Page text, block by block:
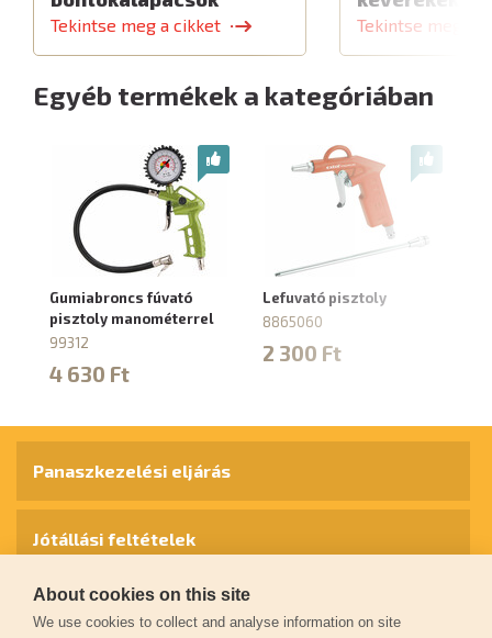
Tekintse meg a cikket Tekintse meg a
Egyéb termékek a kategóriában
Gumiabroncs fúvató
pisztoly manométerrel
99312
4 630 Ft
Lefuvató pisztoly
8865060
2 300 Ft
Panaszkezelési eljárás
Jótállási feltételek
Személyes adatok védelme
About cookies on this site
We use cookies to collect and analyse information on site